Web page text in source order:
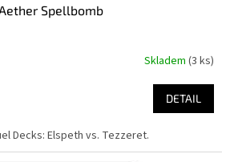
Spellbomb
Skladem (3 ks)
DETAIL
Decks: Elspeth vs. Tezzeret.